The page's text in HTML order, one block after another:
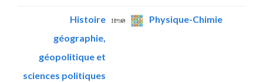
Histoire
géographie,
géopolitique et
sciences politiques
Physique-Chimie